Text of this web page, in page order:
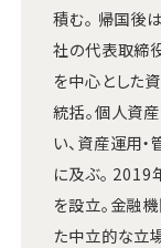
積む。 帰国後
社の代表取締
を中心とした
統括。個人資
い、資産運用
に及ぶ。 2019
を設立。金融
た中立的な立